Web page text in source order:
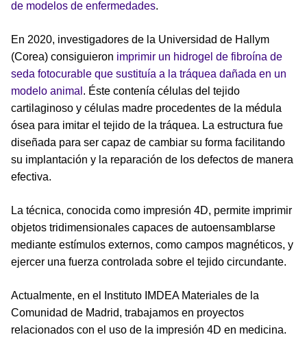
de modelos de enfermedades.
En 2020, investigadores de la Universidad de Hallym
(Corea) consiguieron imprimir un hidrogel de fibroína de
seda fotocurable que sustituía a la tráquea dañada en un
modelo animal . Éste contenía células del tejido
cartilaginoso y células madre procedentes de la médula
ósea para imitar el tejido de la tráquea. La estructura fue
diseñada para ser capaz de cambiar su forma facilitando
su implantación y la reparación de los defectos de manera
efectiva.
La técnica, conocida como impresión 4D, permite imprimir
objetos tridimensionales capaces de autoensamblarse
mediante estímulos externos, como campos magnéticos, y
ejercer una fuerza controlada sobre el tejido circundante.
Actualmente, en el Instituto IMDEA Materiales de la
Comunidad de Madrid, trabajamos en proyectos
relacionados con el uso de la impresión 4D en medicina.